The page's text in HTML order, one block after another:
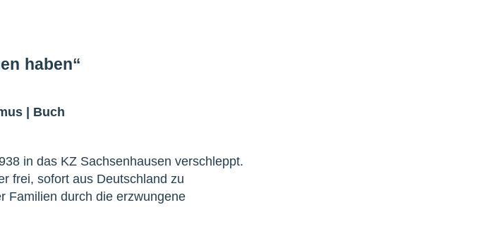
haben“
| Buch
in das KZ Sachsenhausen verschleppt.
frei, sofort aus Deutschland zu
Familien durch die erzwungene